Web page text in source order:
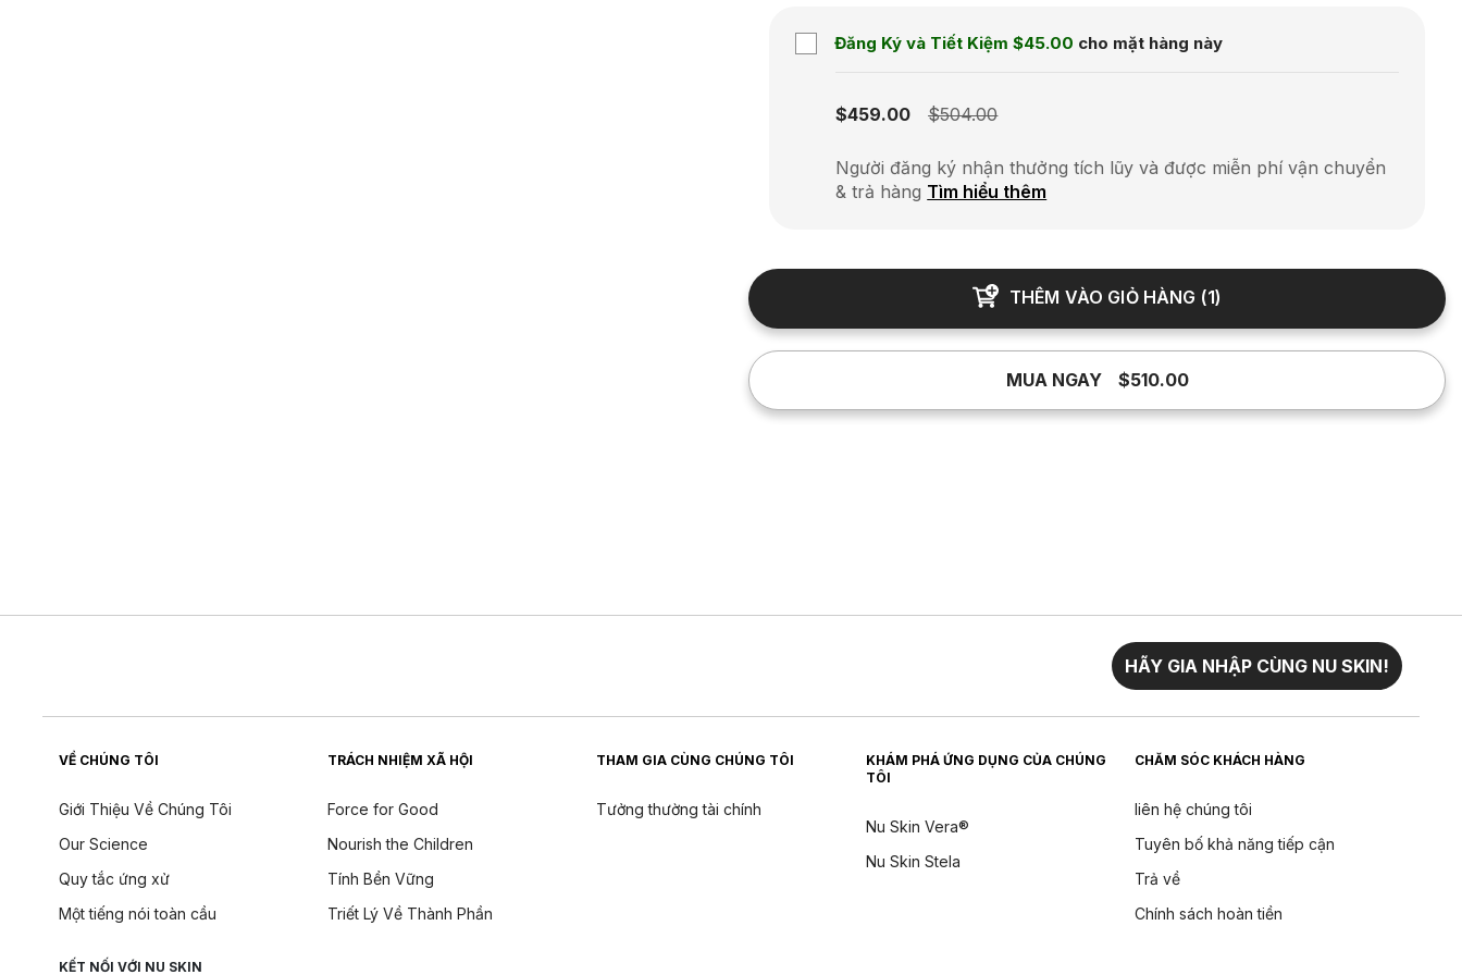
Đăng Ký và Tiết Kiệm $45.00 cho mặt hàng này
$459.00
$504.00
Người đăng ký nhận thưởng tích lũy và được miễn phí vận chuyển
& trả hàng Tìm hiểu thêm
THÊM VÀO GIỎ HÀNG (1)
MUA NGAY $510.00
HÃY GIA NHẬP CÙNG NU SKIN!
VỀ CHÚNG TÔI
Giới Thiệu Về Chúng Tôi
Our Science
Quy tắc ứng xử
Một tiếng nói toàn cầu
TRÁCH NHIỆM XÃ HỘI
Force for Good
Nourish the Children
Tính Bền Vững
Triết Lý Về Thành Phần
THAM GIA CÙNG CHÚNG TÔI
Tưởng thường tài chính
KHÁM PHÁ ỨNG DỤNG CỦA CHÚNG
TÔI
Nu Skin Vera®
Nu Skin Stela
CHĂM SÓC KHÁCH HÀNG
liên hệ chúng tôi
Tuyên bố khả năng tiếp cận
Trả về
Chính sách hoàn tiền
KẾT NỐI VỚI NU SKIN